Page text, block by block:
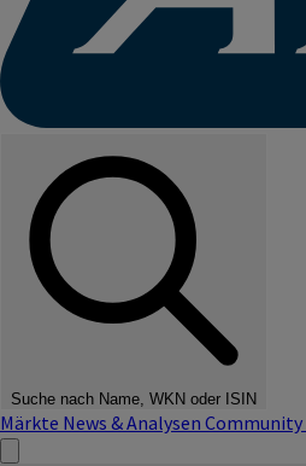
Suche nach Name, WKN oder ISIN
Märkte News & Analysen Community